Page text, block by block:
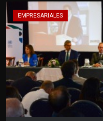
EMPRESARIALES